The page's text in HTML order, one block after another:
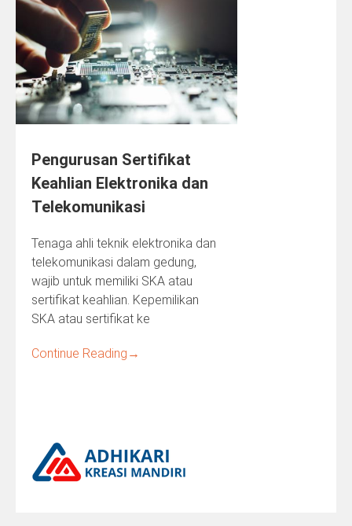
Pengurusan Sertifikat
Keahlian Elektronika dan
Telekomunikasi
Tenaga ahli teknik elektronika dan
telekomunikasi dalam gedung,
wajib untuk memiliki SKA atau
sertifikat keahlian. Kepemilikan
SKA atau sertifikat ke
Continue Reading →